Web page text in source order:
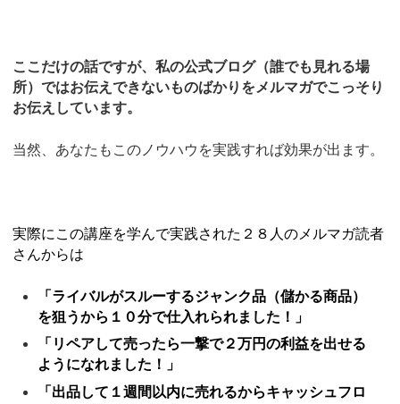
ここだけの話ですが、私の公式ブログ（誰でも見れる場
所）ではお伝えできないものばかりをメルマガでこっそり
お伝えしています。
当然、あなたもこのノウハウを実践すれば効果が出ます。
実際にこの講座を学んで実践された２８人のメルマガ読者
さんからは
「ライバルがスルーするジャンク品（儲かる商品）
を狙うから１０分で仕入れられました！」
「リペアして売ったら一撃で２万円の利益を出せる
ようになれました！」
「出品して１週間以内に売れるからキャッシュフロ